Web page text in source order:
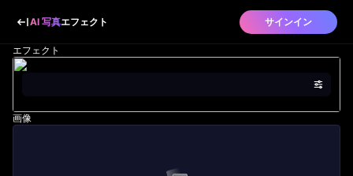
AI 写真エフェクト サインイン
エフェクト
画像